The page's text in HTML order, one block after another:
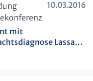
10.03.2016
mit
Lassa-